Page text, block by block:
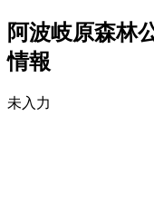
阿波岐原森林
情報
未入力